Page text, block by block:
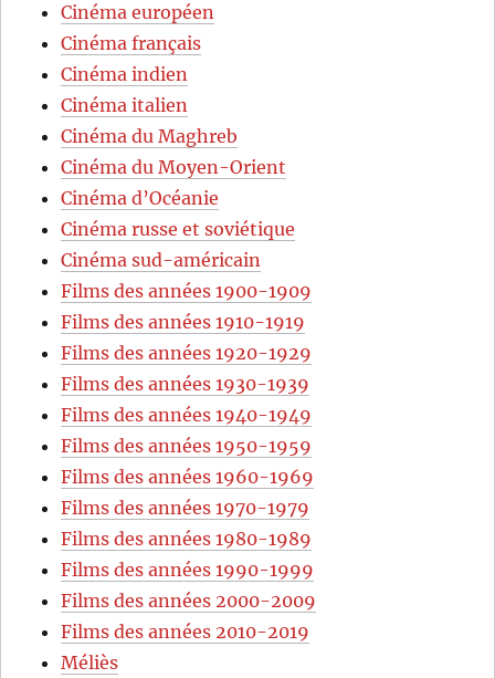
Cinéma européen
Cinéma français
Cinéma indien
Cinéma italien
Cinéma du Maghreb
Cinéma du Moyen-Orient
Cinéma d’Océanie
Cinéma russe et soviétique
Cinéma sud-américain
Films des années 1900-1909
Films des années 1910-1919
Films des années 1920-1929
Films des années 1930-1939
Films des années 1940-1949
Films des années 1950-1959
Films des années 1960-1969
Films des années 1970-1979
Films des années 1980-1989
Films des années 1990-1999
Films des années 2000-2009
Films des années 2010-2019
Méliès